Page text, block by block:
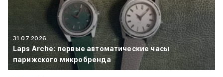
31.07.2026
Laps Arche: первые автоматические часы
парижского микробренда